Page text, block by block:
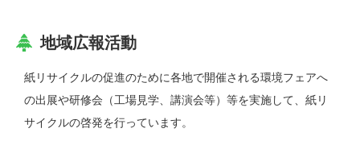
地域広報活動
紙リサイクルの促進のために各地で開催される環境フェアへ
の出展や研修会（工場見学、講演会等）等を実施して、紙リ
サイクルの啓発を行っています。